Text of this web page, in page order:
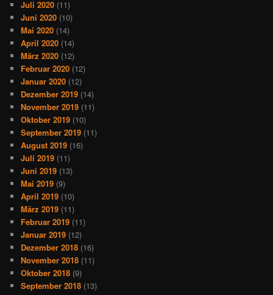
Juli 2020 (11)
Juni 2020 (10)
Mai 2020 (14)
April 2020 (14)
März 2020 (12)
Februar 2020 (12)
Januar 2020 (12)
Dezember 2019 (14)
November 2019 (11)
Oktober 2019 (10)
September 2019 (11)
August 2019 (16)
Juli 2019 (11)
Juni 2019 (13)
Mai 2019 (9)
April 2019 (10)
März 2019 (11)
Februar 2019 (11)
Januar 2019 (12)
Dezember 2018 (16)
November 2018 (11)
Oktober 2018 (9)
September 2018 (13)